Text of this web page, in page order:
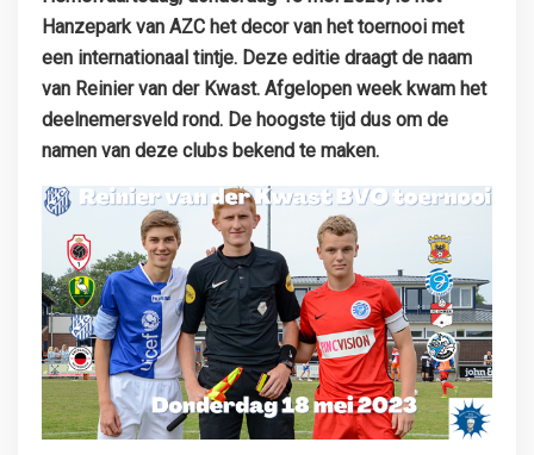
Hanzepark van AZC het decor van het toernooi met
een internationaal tintje. Deze editie draagt de naam
van Reinier van der Kwast. Afgelopen week kwam het
deelnemersveld rond. De hoogste tijd dus om de
namen van deze clubs bekend te maken.